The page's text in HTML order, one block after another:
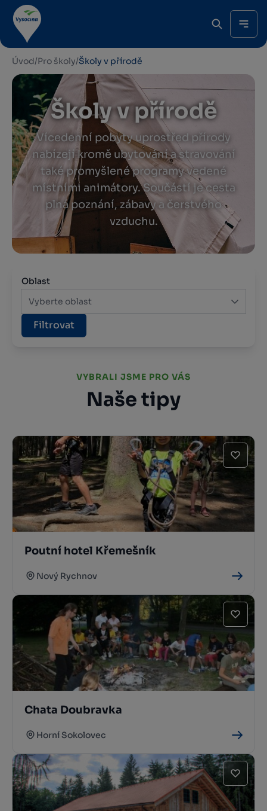
Úvod/Pro školy/Školy v přírodě
Školy v přírodě
Vícedenní pobyty uprostřed přírody
nabízejí kromě ubytování a stravování
také promyšlené programy vedené
místními animátory. Součástí je cesta
plná poznání, zábavy a čerstvého
vzduchu.
Oblast
Vyberte oblast
Filtrovat
VYBRALI JSME PRO VÁS
Naše tipy
Poutní hotel Křemešník
Nový Rychnov
Chata Doubravka
Horní Sokolovec